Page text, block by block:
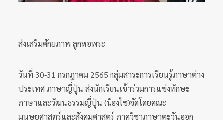
ส่งเสริมศักยภาพ ลูกหอพระ
วันที่ 30-31 กรกฎาคม 2565 กลุ่มสาระการเรียนรู้ภาษาต่าง
ประเทศ ภาษาญี่ปุ่น ส่งนักเรียนเข้าร่วมการแข่งทักษะ
ภาษาและวัฒนธรรมญี่ปุ่น (นิฮงไซ)จัดโดยคณะ
มนุษยศาสตร์และสังคมศาสตร์ ภาควิชาภาษาตะวันออก